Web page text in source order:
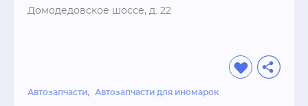
METRO.
Домодедовское шоссе, д. 22
Автозапчасти Автозапчасти для иномарок